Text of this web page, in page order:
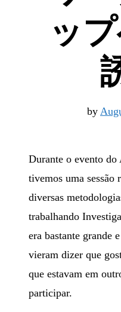
ッ
by
Durante o evento
tivemos uma sessão
diversas
trabalhando
era bastante grande
vieram dizer que
que estavam em
participar.